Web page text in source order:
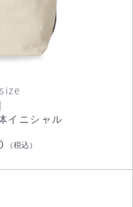
イニシャル
（税込）